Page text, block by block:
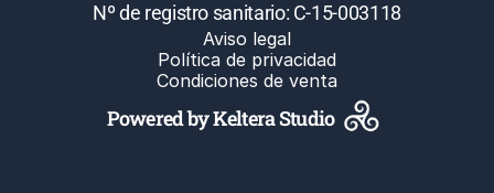
Nº de registro sanitario: C-15-003118
Aviso legal
Política de privacidad
Condiciones de venta
Powered by Keltera Studio